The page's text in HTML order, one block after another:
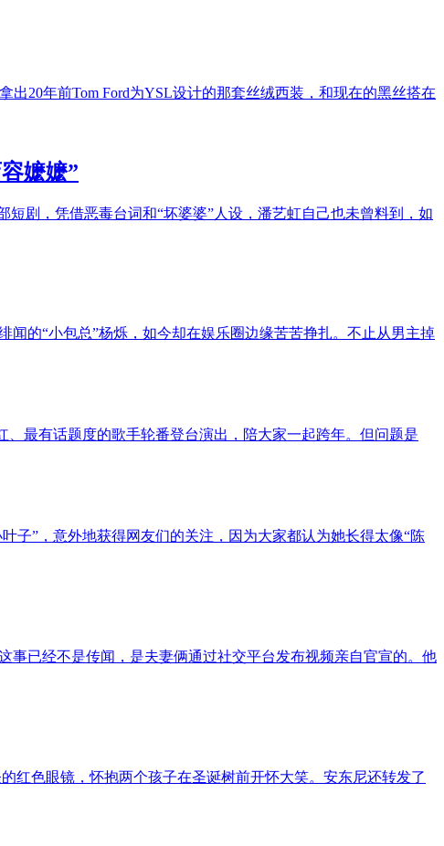
20年前Tom Ford为YSL设计的那套丝绒西装，和现在的黑丝搭在
嬷嬷”
剧，凭借恶毒台词和“坏婆婆”人设，潘艺虹自己也未曾料到，如
的“小包总”杨烁，如今却在娱乐圈边缘苦苦挣扎。不止从男主掉
最有话题度的歌手轮番登台演出，陪大家一起跨年。但问题是
子”，意外地获得网友们的关注，因为大家都认为她长得太像“陈
事已经不是传闻，是夫妻俩通过社交平台发布视频亲自官宣的。他
红色眼镜，怀抱两个孩子在圣诞树前开怀大笑。安东尼还转发了